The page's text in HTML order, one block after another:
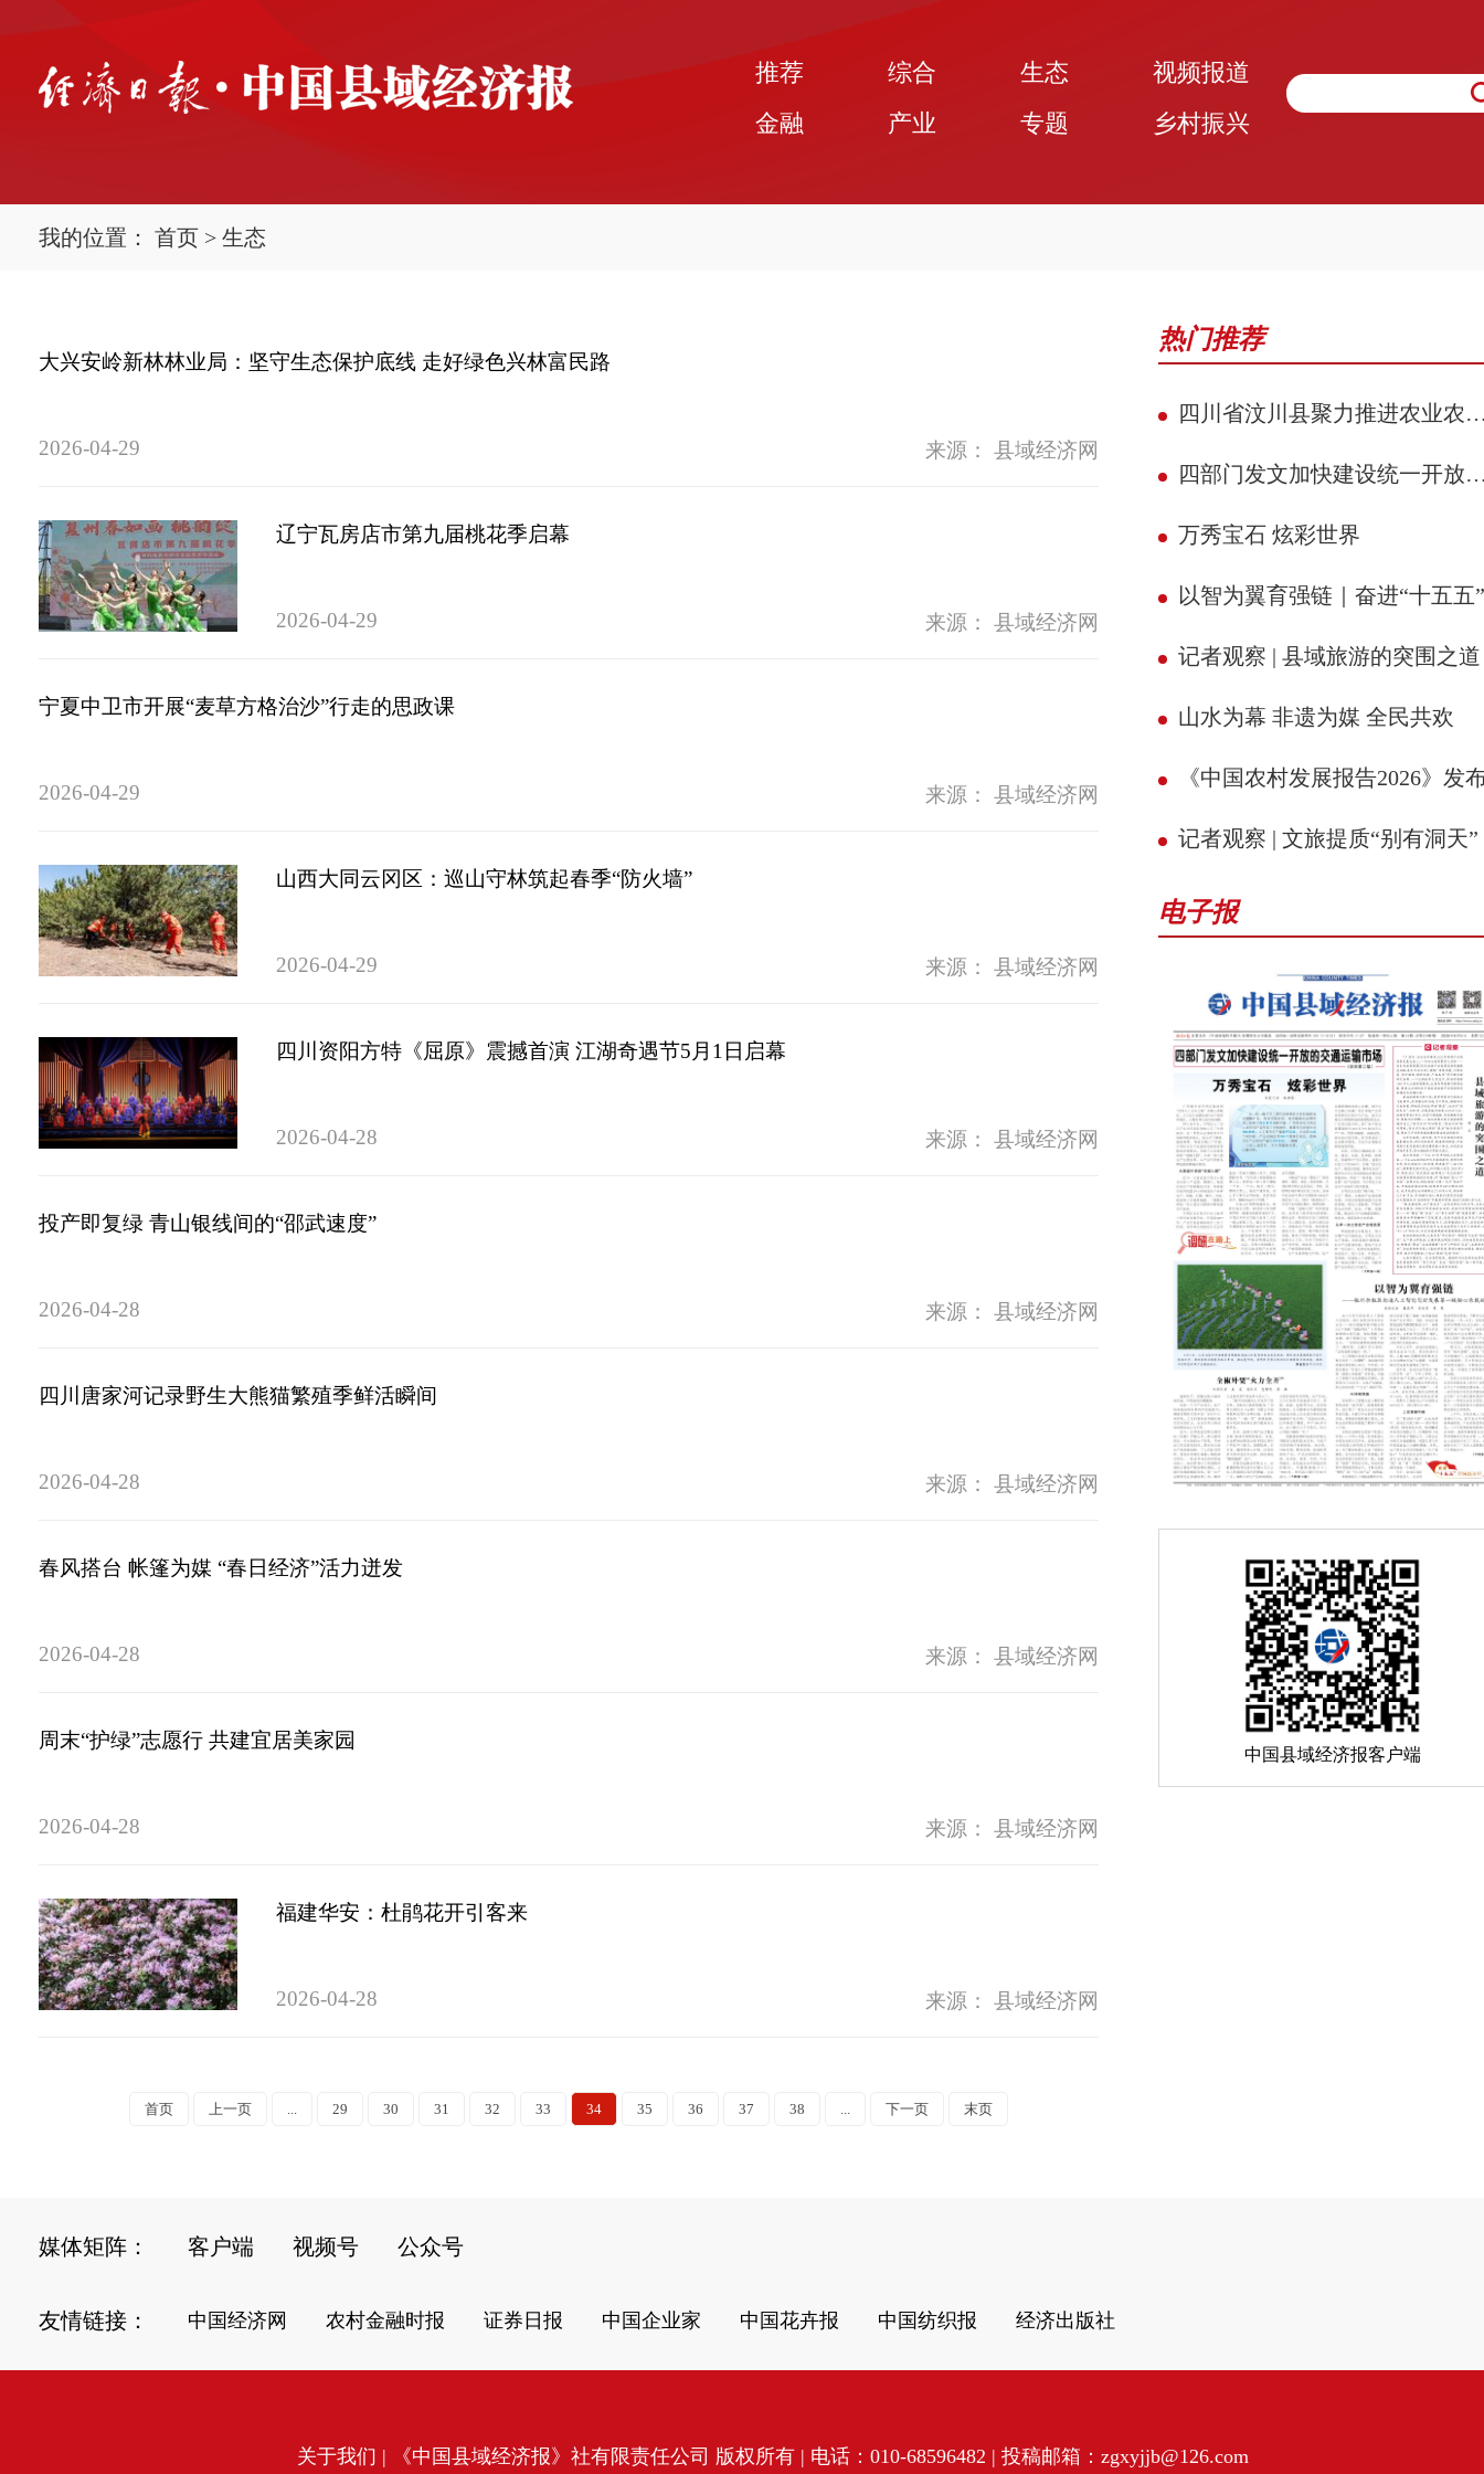
推荐 综合 生态
视频报道
金融
产业 专题 乡村振兴
我的位置： 首页 > 生态
大兴安岭新林林业局：坚守生态保护底线 走好绿色兴林富民路
2026-04-29 来源： 县域经济网
辽宁瓦房店市第九届桃花季启幕
2026-04-29 来源： 县域经济网
宁夏中卫市开展“麦草方格治沙”行走的思政课
2026-04-29 来源： 县域经济网
山西大同云冈区：巡山守林筑起春季“防火墙”
2026-04-29 来源： 县域经济网
四川资阳方特《屈原》震撼首演 江湖奇遇节5月1日启幕
2026-04-28 来源： 县域经济网
投产即复绿 青山银线间的“邵武速度”
2026-04-28 来源： 县域经济网
四川唐家河记录野生大熊猫繁殖季鲜活瞬间
2026-04-28 来源： 县域经济网
春风搭台 帐篷为媒 “春日经济”活力迸发
2026-04-28 来源： 县域经济网
周末“护绿”志愿行 共建宜居美家园
2026-04-28 来源： 县域经济网
福建华安：杜鹃花开引客来
2026-04-28 来源： 县域经济网
首页 上一页 ... 29 30 31 32 33 34 35 36 37 38 ... 下一页 末页
热门推荐
四川省汶川县聚力推进农业农村现代化 赋能民族地区县域典范建设攻坚见效
四部门发文加快建设统一开放的交通运输市场
万秀宝石 炫彩世界
以智为翼育强链｜奋进“十五五” 县域新征程
记者观察 | 县域旅游的突围之道
山水为幕 非遗为媒 全民共欢
《中国农村发展报告2026》发
记者观察 | 文旅提质“别有洞天”
电子报
中国县域经济报客户端
媒体矩阵： 客户端 视频号 公众号
友情链接： 中国经济网 农村金融时报 证券日报 中国企业家 中国花卉报 中国纺织报 经济出版社
关于我们 | 《中国县域经济报》社有限责任公司 版权所有 | 电话：010-68596482 | 投稿邮箱：zgxyjjb@126.com